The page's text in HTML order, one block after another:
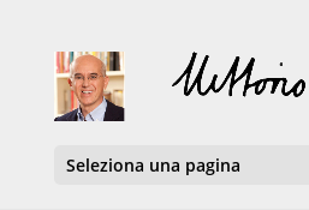
Seleziona una pagina